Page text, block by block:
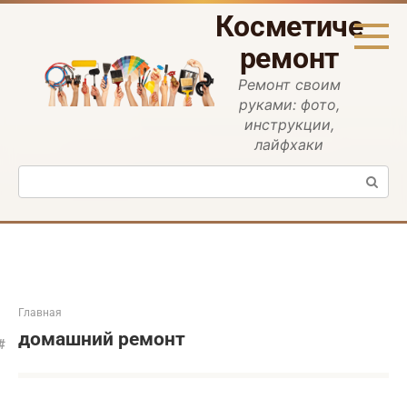
Перейти
ремонт
Ремонт своим
руками: фото,
инструкции,
лайфхаки
Поиск:
Главная
домашний ремонт